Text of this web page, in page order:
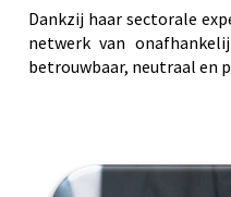
Dankzij haar sectorale
netwerk van
betrouwbaar, neutraal en